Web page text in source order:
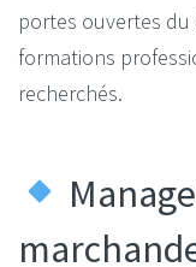
portes ouvertes du
formations
recherchés.